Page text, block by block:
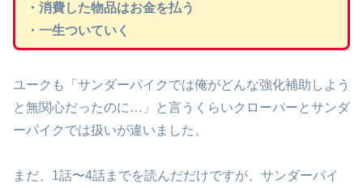
・消費した物品はお金を払う
・一生ついていく
ユークも「サンダーパイクでは俺がどんな強化補助しよう
と無関心だったのに…」と言うくらいクローバーとサンダ
ーパイクでは扱いが違いました。
まだ、1話〜4話までを読んだだけですが、サンダーパイ